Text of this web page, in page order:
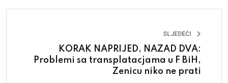
SLJEDEĆI
KORAK NAPRIJED, NAZAD DVA:
Problemi sa transplatacjama u F BiH,
Zenicu niko ne prati